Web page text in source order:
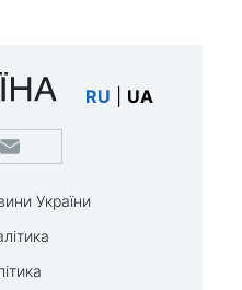
RU UA
України